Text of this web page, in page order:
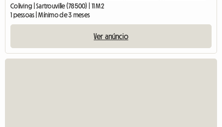
Coliving | Sartrouville (78500) | 11 M2
1 pessoas | Mínimo de 3 meses
Ver anúncio